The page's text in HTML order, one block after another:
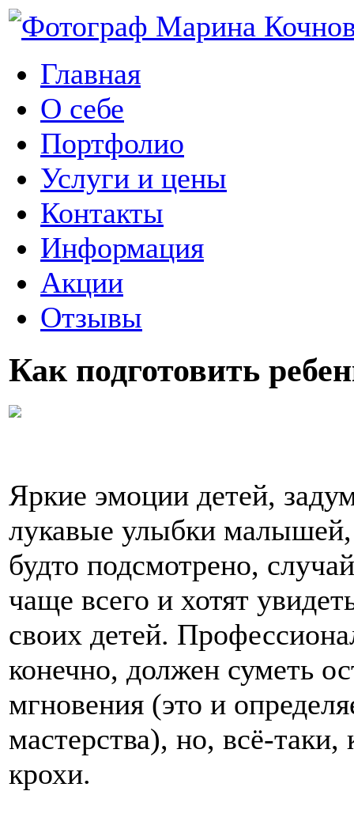
Главная
О себе
Портфолио
Услуги и цены
Контакты
Информация
Акции
Отзывы
Как подготовить
Яркие эмоции детей,
лукавые улыбки малышей,
будто подсмотрено,
чаще всего и хотят
своих детей.
конечно, должен суметь
мгновения (это и
мастерства), но, всё-таки,
крохи.